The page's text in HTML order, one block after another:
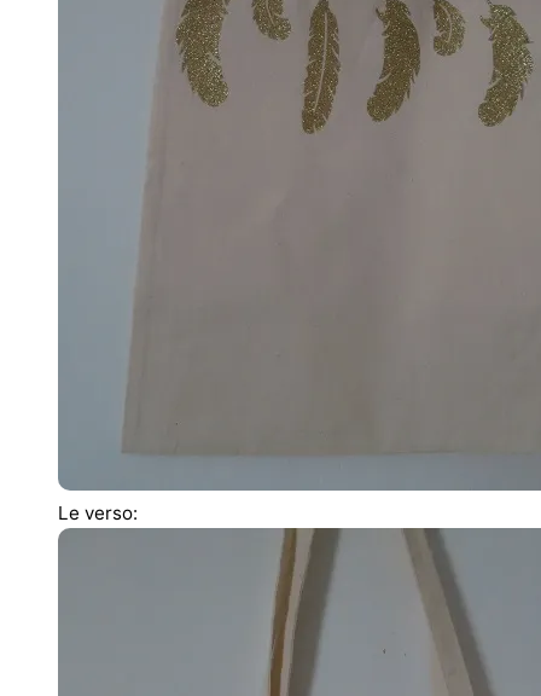
Le verso: